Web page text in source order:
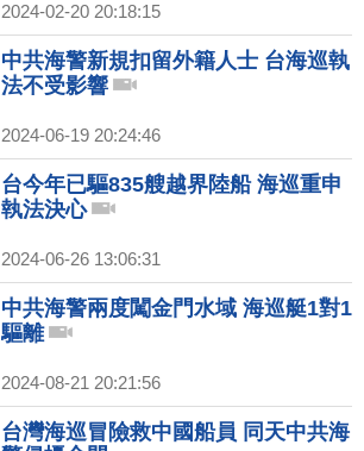
2024-02-20 20:18:15
中共海警新規扣留外籍人士 台海巡執
法不受影響
2024-06-19 20:24:46
台今年已驅835艘越界陸船 海巡重申
執法決心
2024-06-26 13:06:31
中共海警兩度闖金門水域 海巡艇1對1
驅離
2024-08-21 20:21:56
台灣海巡冒險救中國船員 同天中共海